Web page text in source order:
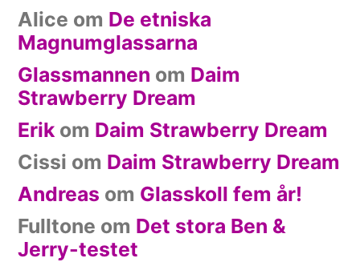
Alice om De etniska
Magnumglassarna
Glassmannen om Daim
Strawberry Dream
Erik om Daim Strawberry Dream
Cissi om Daim Strawberry Dream
Andreas om Glasskoll fem år!
Fulltone om Det stora Ben &
Jerry-testet